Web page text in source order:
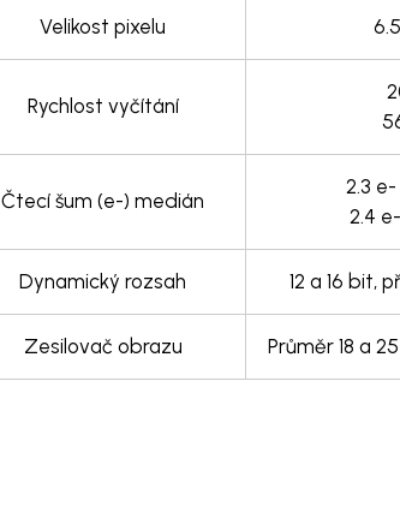
Velikost pixelu
Rychlost vyčítání
Čtecí šum (e-) medián
2.3
2.4
Dynamický rozsah 12 a 16 bit,
Zesilovač obrazu Průměr 18 a